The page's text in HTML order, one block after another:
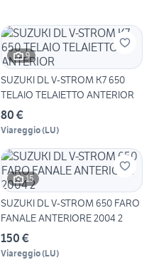
9
SUZUKI DL V-STROM K7 650
TELAIO TELAIETTO ANTERIOR
80 €
Viareggio(LU)
15
SUZUKI DL V-STROM 650 FARO
FANALE ANTERIORE 2004 2
150 €
Viareggio(LU)